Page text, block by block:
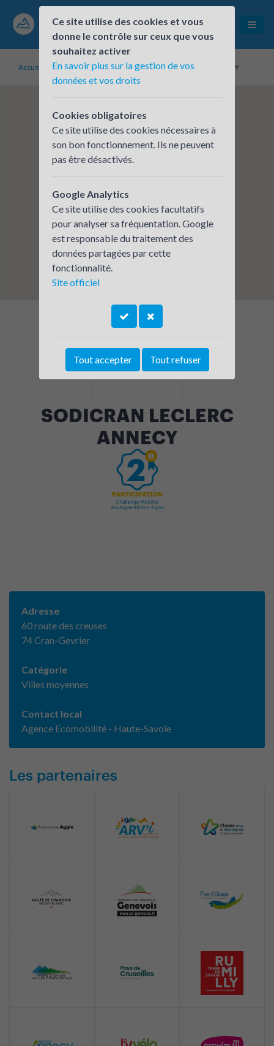
Accueil Établissements inscrits SODICRAN LECLERC ANNECY
SODICRAN LECLERC
ANNECY
Adresse
60 route des creuses
74 Cran-Gevrier
Catégorie
Villes moyennes
Contact local
Agence Ecomobilité - Haute-Savoie
Les partenaires
Ce site utilise des cookies et vous
donne le contrôle sur ceux que vous
souhaitez activer
En savoir plus sur la gestion de vos
données et vos droits
Cookies obligatoires
Ce site utilise des cookies nécessaires à
son bon fonctionnement. Ils ne peuvent
pas être désactivés.
Google Analytics
Ce site utilise des cookies facultatifs
pour analyser sa fréquentation. Google
est responsable du traitement des
données partagées par cette
fonctionnalité.
Site officiel
Tout accepter Tout refuser